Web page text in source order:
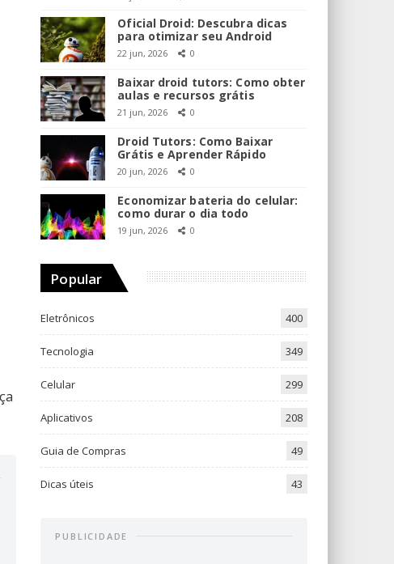
Oficial Droid: Descubra dicas
para otimizar seu Android
22 jun, 2026 0
Baixar droid tutors: Como obter
aulas e recursos grátis
21 jun, 2026 0
Droid Tutors: Como Baixar
Grátis e Aprender Rápido
20 jun, 2026 0
Economizar bateria do celular:
como durar o dia todo
19 jun, 2026 0
Popular
Eletrônicos 400
Tecnologia 349
Celular 299
Aplicativos 208
Guia de Compras 49
Dicas úteis 43
PUBLICIDADE